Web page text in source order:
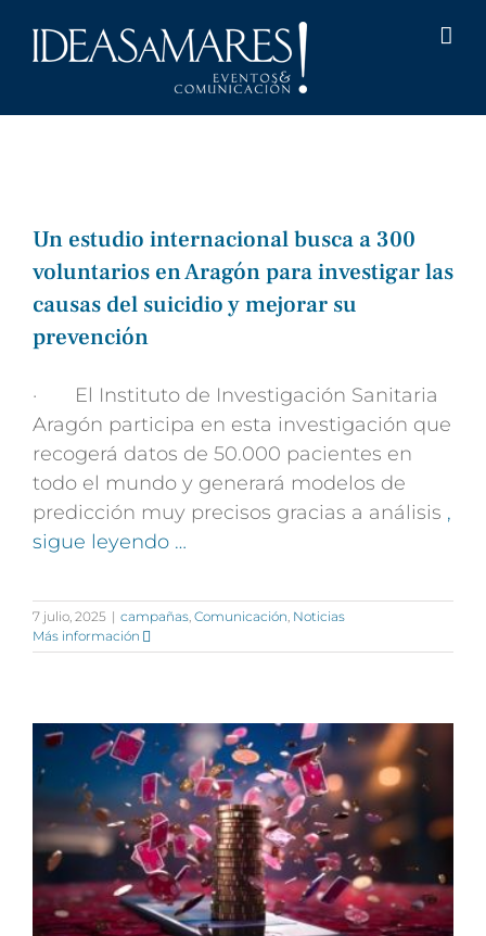
Un estudio internacional busca a 300
voluntarios en Aragón para investigar las
causas del suicidio y mejorar su
prevención
· El Instituto de Investigación Sanitaria
Aragón participa en esta investigación que
recogerá datos de 50.000 pacientes en
todo el mundo y generará modelos de
predicción muy precisos gracias a análisis ,
sigue leyendo …
7 julio, 2025 | campañas, Comunicación, Noticias
Más información